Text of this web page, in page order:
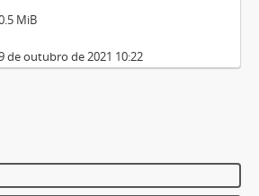
MiB
de outubro de 2021 10:22